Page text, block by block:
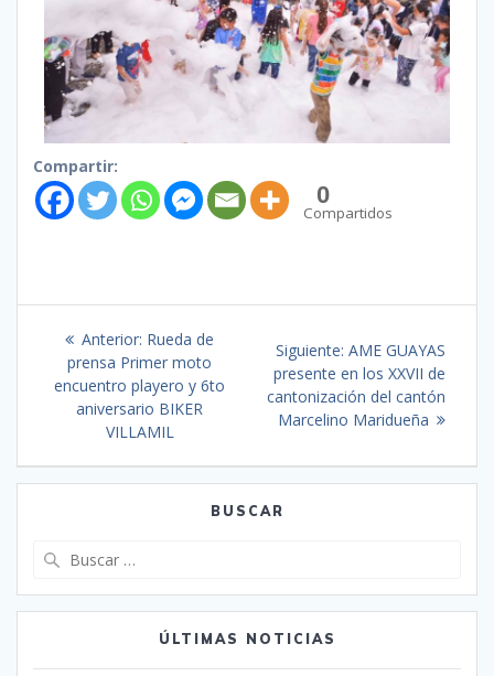
Compartir:
0
Compartidos
Anterior: Rueda de
prensa Primer moto
encuentro playero y 6to
aniversario BIKER
VILLAMIL
Siguiente: AME GUAYAS
presente en los XXVII de
cantonización del cantón
Marcelino Maridueña
BUSCAR
ÚLTIMAS NOTICIAS